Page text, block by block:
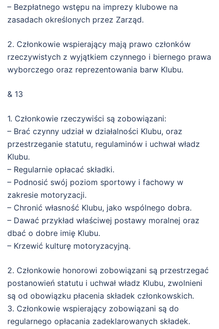
– Bezpłatnego wstępu na imprezy klubowe na
zasadach określonych przez Zarząd.
2. Członkowie wspierający mają prawo członków
rzeczywistych z wyjątkiem czynnego i biernego prawa
wyborczego oraz reprezentowania barw Klubu.
& 13
1. Członkowie rzeczywiści są zobowiązani:
– Brać czynny udział w działalności Klubu, oraz
przestrzeganie statutu, regulaminów i uchwał władz
Klubu.
– Regularnie opłacać składki.
– Podnosić swój poziom sportowy i fachowy w
zakresie motoryzacji.
– Chronić własność Klubu, jako wspólnego dobra.
– Dawać przykład właściwej postawy moralnej oraz
dbać o dobre imię Klubu.
– Krzewić kulturę motoryzacyjną.
2. Członkowie honorowi zobowiązani są przestrzegać
postanowień statutu i uchwał władz Klubu, zwolnieni
są od obowiązku płacenia składek członkowskich.
3. Członkowie wspierający zobowiązani są do
regularnego opłacania zadeklarowanych składek.